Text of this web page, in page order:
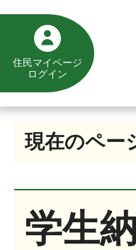
住民マイページ
ログイン
現在のペー
学生